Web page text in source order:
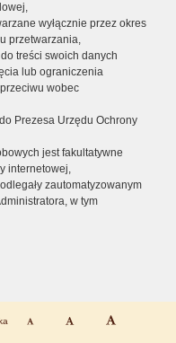
wyłącznie przez okres
przetwarzania,
treści swoich danych
lub ograniczenia
wobec
Prezesa Urzędu Ochrony
jest fakultatywne
internetowej,
zautomatyzowanym
w tym